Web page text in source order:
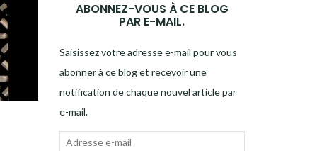
ABONNEZ-VOUS À CE BLOG
PAR E-MAIL.
Saisissez votre adresse e-mail pour vous
abonner à ce blog et recevoir une
notification de chaque nouvel article par
e-mail.
Adresse